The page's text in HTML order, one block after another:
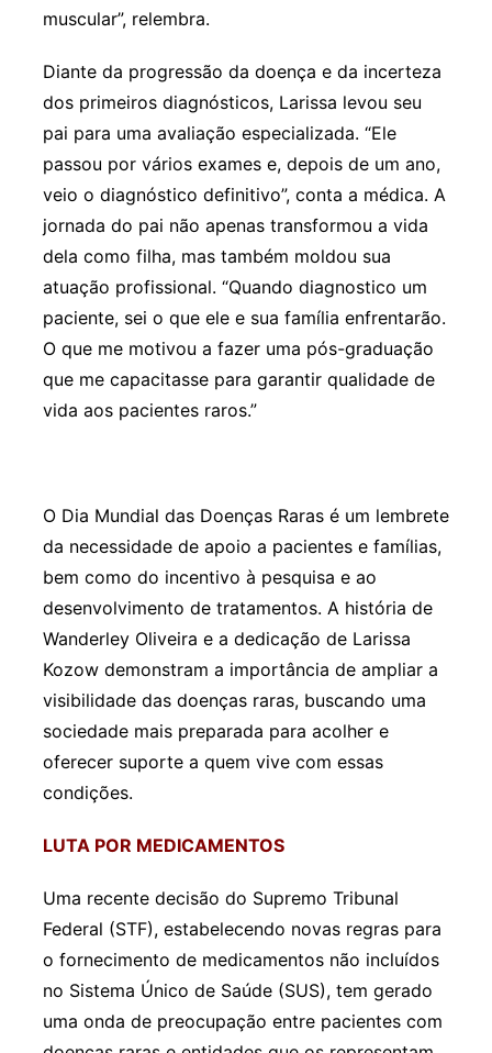
muscular”, relembra.
Diante da progressão da doença e da incerteza
dos primeiros diagnósticos, Larissa levou seu
pai para uma avaliação especializada. “Ele
passou por vários exames e, depois de um ano,
veio o diagnóstico definitivo”, conta a médica. A
jornada do pai não apenas transformou a vida
dela como filha, mas também moldou sua
atuação profissional. “Quando diagnostico um
paciente, sei o que ele e sua família enfrentarão.
O que me motivou a fazer uma pós-graduação
que me capacitasse para garantir qualidade de
vida aos pacientes raros.”
O Dia Mundial das Doenças Raras é um lembrete
da necessidade de apoio a pacientes e famílias,
bem como do incentivo à pesquisa e ao
desenvolvimento de tratamentos. A história de
Wanderley Oliveira e a dedicação de Larissa
Kozow demonstram a importância de ampliar a
visibilidade das doenças raras, buscando uma
sociedade mais preparada para acolher e
oferecer suporte a quem vive com essas
condições.
LUTA POR MEDICAMENTOS
Uma recente decisão do Supremo Tribunal
Federal (STF), estabelecendo novas regras para
o fornecimento de medicamentos não incluídos
no Sistema Único de Saúde (SUS), tem gerado
uma onda de preocupação entre pacientes com